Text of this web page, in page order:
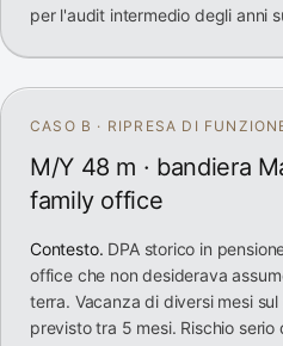
per l'audit intermedio degli anni
CASO B · RIPRESA DI
M/Y 48 m · bandiera
family office
Contesto. DPA storico in
office che non desiderava
terra. Vacanza di diversi mesi
previsto tra 5 mesi. Rischio